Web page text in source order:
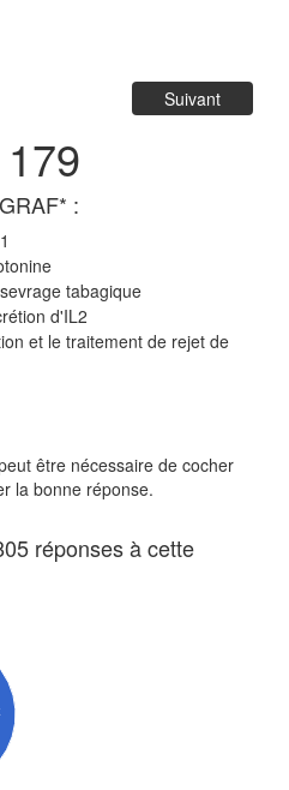
Suivant
:
tabagique
d'IL2
et le traitement de rejet de
être nécessaire de cocher
la bonne réponse.
réponses à cette